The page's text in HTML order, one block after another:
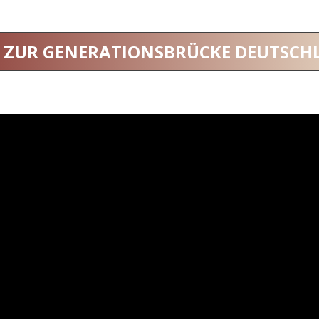
GENERATIONSBRÜCKE